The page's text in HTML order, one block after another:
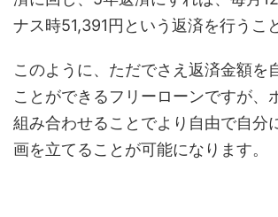
ナス時51,391円という返済を行うこ
このように、ただでさえ返済金額を
ことができるフリーローンですが、
組み合わせることでより自由で自分
画を立てることが可能になります。